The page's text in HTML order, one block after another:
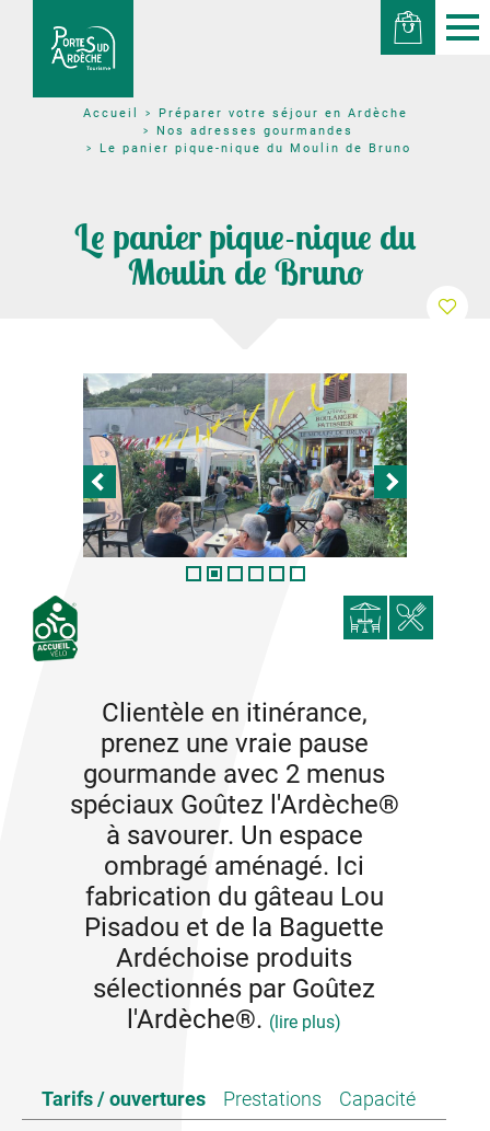
Accueil
Préparer votre séjour en Ardèche
Nos adresses gourmandes
Le panier pique-nique du Moulin de Bruno
Le panier pique-nique du
Moulin de Bruno
Clientèle en itinérance,
prenez une vraie pause
gourmande avec 2 menus
spéciaux Goûtez l'Ardèche®
à savourer. Un espace
ombragé aménagé. Ici
fabrication du gâteau Lou
Pisadou et de la Baguette
Ardéchoise produits
sélectionnés par Goûtez
l'Ardèche®. (lire plus)
nique au Moulin de Bruno !
A déguster sur place ou à emporter pour un pique-
Tarifs / ouvertures Prestations Capacité